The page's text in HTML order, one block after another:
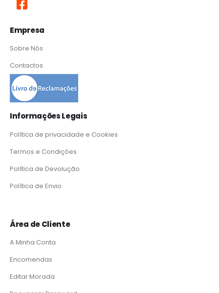
Empresa
Sobre Nós
Contactos
Informações Legais
Política de privacidade e Cookies
Termos e Condições
Política de Devolução
Política de Envio
Área de Cliente
A Minha Conta
Encomendas
Editar Morada